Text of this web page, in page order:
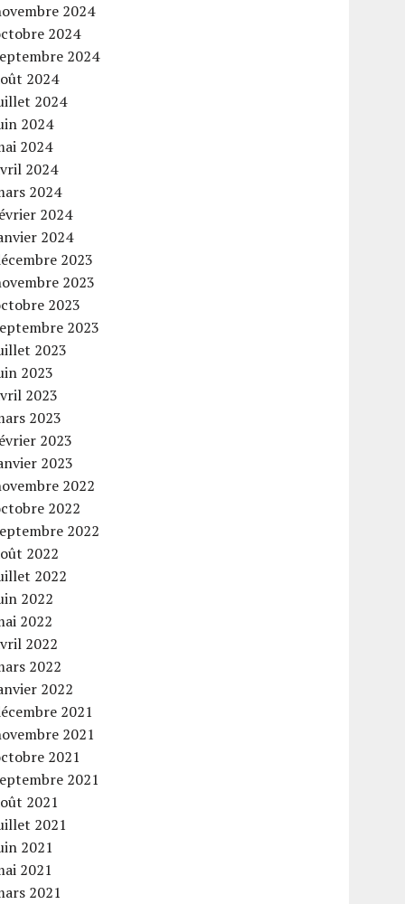
2024
2024
2024
2024
2024
2024
2024
2024
2024
2024
2024
2023
2023
2023
2023
2023
2023
2023
2023
2023
2023
2022
2022
2022
2022
2022
2022
2022
2022
2022
2022
2021
2021
2021
2021
2021
2021
2021
2021
2021